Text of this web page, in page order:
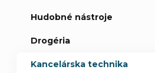
Hudobné nástroje
Drogéria
Kancelárska technika